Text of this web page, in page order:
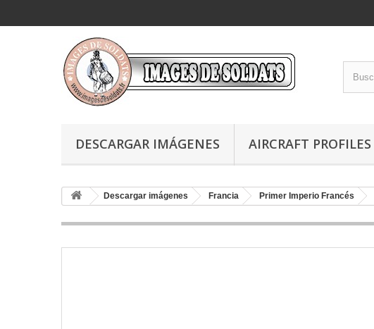
DESCARGAR IMÁGENES AIRCRAFT PROFILES
Descargar imágenes Francia Primer Imperio Francés